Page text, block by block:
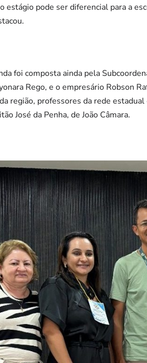
estágio pode ser diferencial para a
foi composta ainda pela
Rego, e o empresário Robson
região, professores da rede
José da Penha, de João Câmara.